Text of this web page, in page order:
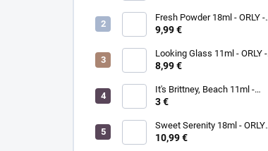
Fresh Powder 18ml - ORLY -
lak na nechty
9,99 €
Looking Glass 11ml - ORLY -
lak na nechty
8,99 €
It's Brittney, Beach 11ml -
ORLY lak na nechty
3 €
Sweet Serenity 18ml - ORLY
BREATHABLE - ošetrujúci
10,99 €